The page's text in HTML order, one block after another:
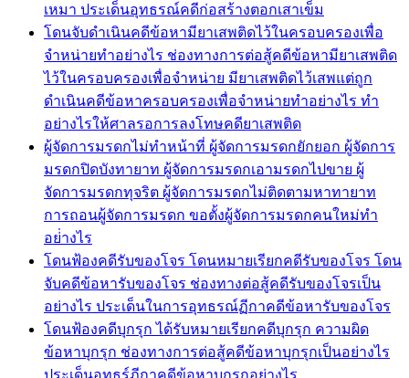
เหมา ประเด็นอุทธรณ์คดีก่อสร้างตอกเสาเข็ม
โดนจับดำเนินคดีข้อหามียาเสพติดไว้ในครอบครองเพื่อ
จำหน่ายทำอย่างไร ช่องทางการต่อสู้คดีข้อหามียาเสพติด
ไว้ในครอบครองเพื่อจำหน่าย มียาเสพติดไว้เสพแต่ถูก
ดำเนินคดีข้อหาครอบครองเพื่อจำหน่ายทำอย่างไร ทำ
อย่างไรให้ศาลรอการลงโทษคดียาเสพติด
ผู้จัดการมรดกไม่ทำหน้าที่ ผู้จัดการมรดกยักยอก ผู้จัดการ
มรดกปิดบังทายาท ผู้จัดการมรดกเอามรดกไปขาย ผู้
จัดการมรดกทุจริต ผู้จัดการมรดกไม่ติดตามหาทายาท
การถอนผู้จัดการมรดก ขอตั้งผู้จัดการมรดกคนใหม่ทำ
อย่่างไร
โดนฟ้องคดีรับของโจร โดนหมายเรียกคดีรับของโจร โดน
จับคดีข้อหารับของโจร ช่องทางต่อสู้คดีรับของโจรเป็น
อย่างไร ประเด็นในการอุทธรณ์ฏีกาคดีข้อหารับของโจร
โดนฟ้องคดีบุกรุก ได้รับหมายเรียกคดีบุกรุก ความผิด
ข้อหาบุกรุก ช่องทางการต่อสู้คดีข้อหาบุกรุกเป็นอย่างไร
ประเด็นอุทธร์ฏีกาคดีข้อหาบุกรุกอย่างไร